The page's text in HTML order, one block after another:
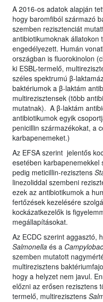
A 2016-os adatok alapján
hogy baromfiból származó
szemben rezisztenciát
antibiotikumoknak állatokon
engedélyezett. Humán
országban is fluorokinolon
ki ESBL-termelő,
széles spektrumú β-
baktériumok a β-laktám
multirezisztensek (több
mutatnak). A β-laktám
antibiotikumok egyik
penicillin származékokat, a
karbapenemeket.)
Az EFSA szerint jelentős
esetében karbapenemekkel
pedig meticillin-rezisztens
linezoliddal szembeni
ezek az antibiotikumok a
fertőzések kezelésére
kockázatkezelők is
megállapításokat.
Az ECDC szerint aggasztó,
Salmonella és a
szemben mutatott
multirezisztens
hogy a helyzet nem javul.
előzni az erősen rezisztens
termelő, multirezisztens